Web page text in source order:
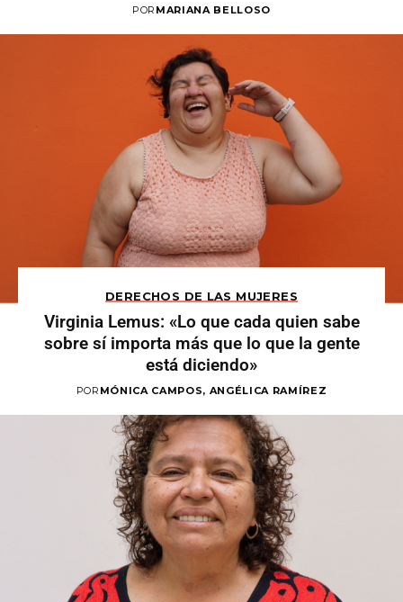
POR MARIANA BELLOSO
DERECHOS DE LAS MUJERES
Virginia Lemus: «Lo que cada quien sabe
sobre sí importa más que lo que la gente
está diciendo»
POR MÓNICA CAMPOS, ANGÉLICA RAMÍREZ